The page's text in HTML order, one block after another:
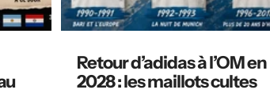
Retour d’adidas à l’OM en
2028 : les maillots cultes